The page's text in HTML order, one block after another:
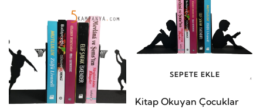
SEPETE EKLE
Kitap Okuyan Çocuklar